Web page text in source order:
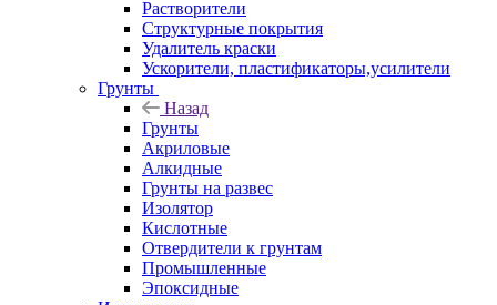
Растворители
Структурные покрытия
Удалитель краски
Ускорители, пластификаторы,усилители
Грунты
Назад
Грунты
Акриловые
Алкидные
Грунты на развес
Изолятор
Кислотные
Отвердители к грунтам
Промышленные
Эпоксидные